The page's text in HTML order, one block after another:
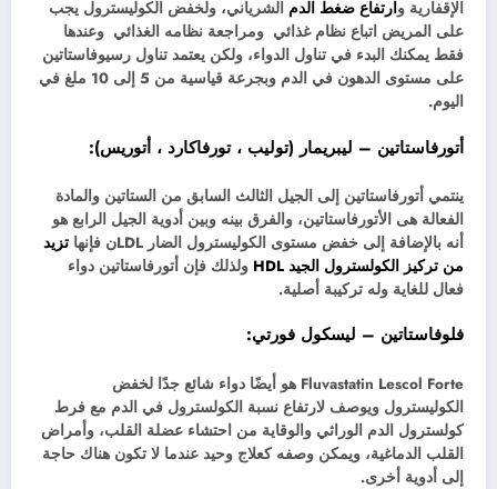
الإقفارية وارتفاع ضغط الدم الشرياني، ولخفض الكوليسترول يجب
على المريض اتباع نظام غذائي ومراجعة نظامه الغذائي وعندها
فقط يمكنك البدء في تناول الدواء، ولكن يعتمد تناول رسيوفاستاتين
على مستوى الدهون في الدم وبجرعة قياسية من 5 إلى 10 ملغ في
اليوم.
أتورفاستاتين – ليبريمار (توليب ، تورفاكارد ، أتوريس):
ينتمي أتورفاستاتين إلى الجيل الثالث السابق من الستاتين والمادة
الفعالة هى الأتورفاستاتين، والفرق بينه وبين أدوية الجيل الرابع هو
أنه بالإضافة إلى خفض مستوى الكوليسترول الضار LDLن فإنها
تزيد
من تركيز الكولسترول الجيد HDL
ولذلك فإن أتورفاستاتين دواء
فعال للغاية وله تركيبة أصلية.
فلوفاستاتين – ليسكول فورتي:
Fluvastatin Lescol Forte هو أيضًا دواء شائع جدًا لخفض
الكوليسترول ويوصف لارتفاع نسبة الكولسترول في الدم مع فرط
كولسترول الدم الوراثي والوقاية من احتشاء عضلة القلب، وأمراض
القلب الدماغية، ويمكن وصفه كعلاج وحيد عندما لا تكون هناك حاجة
إلى أدوية أخرى.